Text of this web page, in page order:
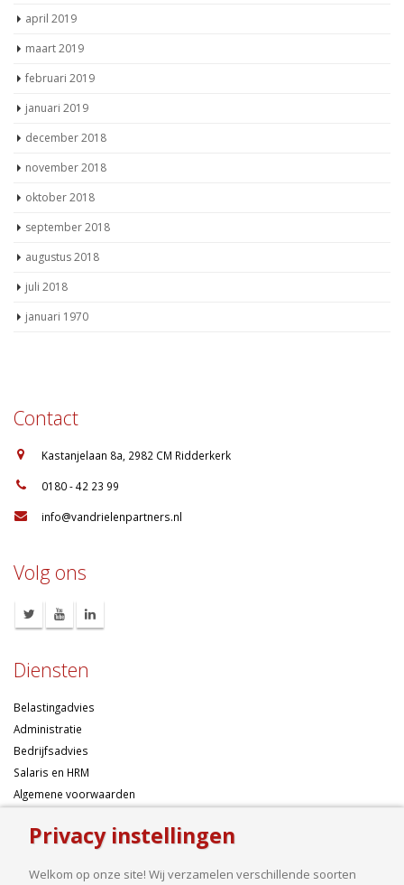
april 2019
maart 2019
februari 2019
januari 2019
december 2018
november 2018
oktober 2018
september 2018
augustus 2018
juli 2018
januari 1970
Contact
Kastanjelaan 8a, 2982 CM Ridderkerk
0180 - 42 23 99
info@vandrielenpartners.nl
Volg ons
Diensten
Belastingadvies
Administratie
Bedrijfsadvies
Salaris en HRM
Algemene voorwaarden
Privacy instellingen
Welkom op onze site! Wij verzamelen verschillende soorten